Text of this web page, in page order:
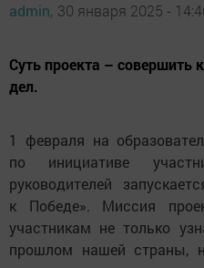
admin, 30 января 2025 -
Суть проекта –
дел.
1 февраля на
по инициативе
руководителей
к Победе». Миссия
участникам не только
прошлом нашей страны,